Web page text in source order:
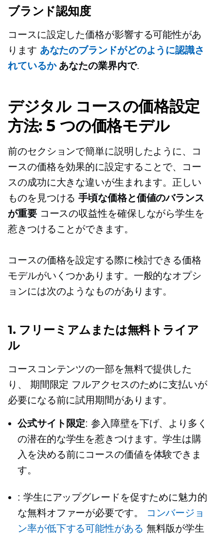
ブランド認知度
コースに設定した価格が影響する可能性があ
ります あなたのブランドがどのように認識さ
れているかあなたの業界内で.
デジタル コースの価格設定
方法: 5 つの価格モデル
前のセクションで簡単に説明したように、コ
ースの価格を効果的に設定することで、コー
スの成功に大きな違いが生まれます。正しい
ものを見つける手頃な価格と価値のバランス
が重要コースの収益性を確保しながら学生を
惹きつけることができます。
コースの価格を設定する際に検討できる価格
モデルがいくつかあります。一般的なオプシ
ョンには次のようなものがあります。
1. フリーミアムまたは無料トライア
ル
コースコンテンツの一部を無料で提供した
り、 期間限定 フルアクセスのために支払いが
必要になる前に試用期間があります。
公式サイト限定: 参入障壁を下げ、より多く
の潜在的な学生を惹きつけます。学生は購
入を決める前にコースの価値を体験できま
す。
: 学生にアップグレードを促すために魅力的
な無料オファーが必要です。
コンバージョ
ン率が低下する可能性がある 無料版が学生